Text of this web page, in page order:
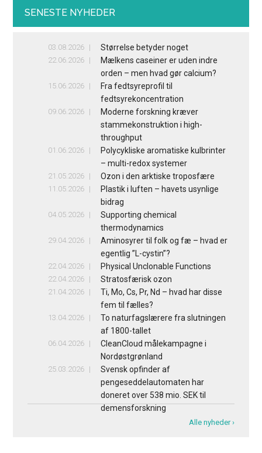
SENESTE NYHEDER
03.08.2026 Størrelse betyder noget
22.06.2026
Mælkens caseiner er uden indre
orden – men hvad gør calcium?
15.06.2026
Fra fedtsyreprofil til
fedtsyrekoncentration
09.06.2026
Moderne forskning kræver
stammekonstruktion i high-
throughput
01.06.2026
Polycykliske aromatiske kulbrinter
– multi-redox systemer
21.05.2026 Ozon i den arktiske troposfære
11.05.2026
Plastik i luften – havets usynlige
bidrag
04.05.2026
Supporting chemical
thermodynamics
29.04.2026
Aminosyrer til folk og fæ – hvad er
egentlig ”L-cystin”?
22.04.2026 Physical Unclonable Functions
22.04.2026 Stratosfærisk ozon
21.04.2026
Ti, Mo, Cs, Pr, Nd – hvad har disse
fem til fælles?
13.04.2026
To naturfagslærere fra slutningen
af 1800-tallet
06.04.2026
CleanCloud målekampagne i
Nordøstgrønland
25.03.2026
Svensk opfinder af
pengeseddelautomaten har
doneret over 538 mio. SEK til
demensforskning
Alle nyheder ›